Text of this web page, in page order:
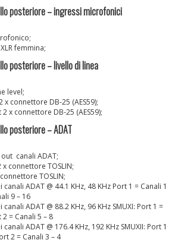
posteriore – ingressi microfonici
femmina;
posteriore – livello di linea
level;
x connettore DB-25 (AES59);
x connettore DB-25 (AES59);
posteriore – ADAT
canali ADAT;
x connettore TOSLIN;
TOSLIN;
ADAT @ 44.1 KHz, 48 KHz Port 1 = Canali 1
9 – 16
ADAT @ 88.2 KHz, 96 KHz SMUXI: Port 1 =
2 = Canali 5 – 8
ADAT @ 176.4 KHz, 192 KHz SMUXII: Port 1
2 = Canali 3 – 4